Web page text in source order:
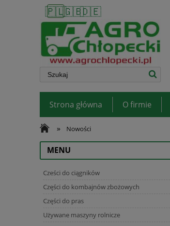
🇵🇱🇬🇧🇩🇪
Strona główna O firmie
» Nowości
MENU
Cześci do ciągników
Części do kombajnów zbożowych
Części do pras
Używane maszyny rolnicze